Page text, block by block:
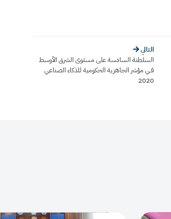
التالي
السلطنة السادسة على مستوى الشرق الأوسط
فـي مؤشر الجاهزية الحكومية للذكاء الصناعي
2020